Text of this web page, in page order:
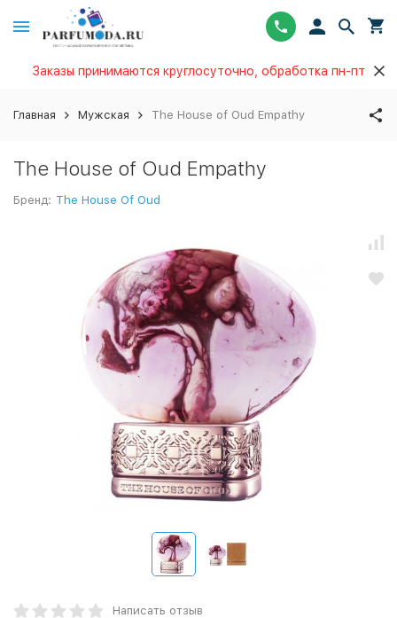
Заказы принимаются круглосуточно, обработка пн-пт
Главная Мужская The House of Oud Empathy
The House of Oud Empathy
Бренд: The House Of Oud
Написать отзыв